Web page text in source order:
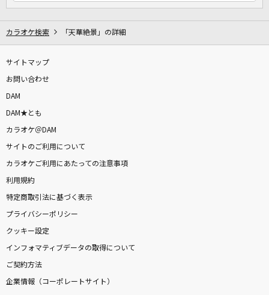
カラオケ検索 「天華絶景」の詳細
サイトマップ
お問い合わせ
DAM
DAM★とも
カラオケ＠DAM
サイトのご利用について
カラオケご利用にあたっての注意事項
利用規約
特定商取引法に基づく表示
プライバシーポリシー
クッキー設定
インフォマティブデータの取得について
ご契約方法
企業情報（コーポレートサイト）